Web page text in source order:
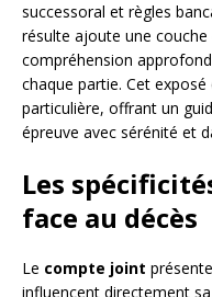
successoral et règles
résulte ajoute une
compréhension
chaque partie. Cet
particulière, offrant un
épreuve avec sérénité et
Les
face au décès
Le compte joint
influencent directement